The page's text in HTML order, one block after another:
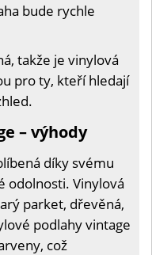
bude rychle
takže je vinylová
pro ty, kteří hledají
– výhody
díky svému
odolnosti. Vinylová
parket, dřevěná,
podlahy vintage
což